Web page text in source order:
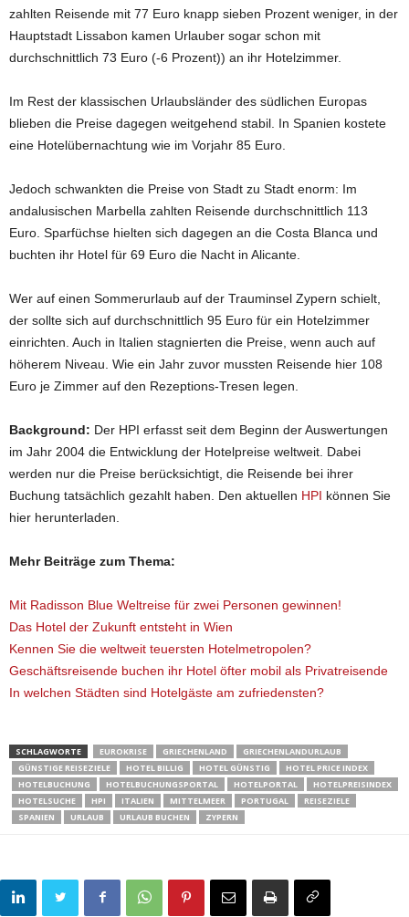
zahlten Reisende mit 77 Euro knapp sieben Prozent weniger, in der
Hauptstadt Lissabon kamen Urlauber sogar schon mit
durchschnittlich 73 Euro (-6 Prozent)) an ihr Hotelzimmer.
Im Rest der klassischen Urlaubsländer des südlichen Europas
blieben die Preise dagegen weitgehend stabil. In Spanien kostete
eine Hotelübernachtung wie im Vorjahr 85 Euro.
Jedoch schwankten die Preise von Stadt zu Stadt enorm: Im
andalusischen Marbella zahlten Reisende durchschnittlich 113
Euro. Sparfüchse hielten sich dagegen an die Costa Blanca und
buchten ihr Hotel für 69 Euro die Nacht in Alicante.
Wer auf einen Sommerurlaub auf der Trauminsel Zypern schielt,
der sollte sich auf durchschnittlich 95 Euro für ein Hotelzimmer
einrichten. Auch in Italien stagnierten die Preise, wenn auch auf
höherem Niveau. Wie ein Jahr zuvor mussten Reisende hier 108
Euro je Zimmer auf den Rezeptions-Tresen legen.
Background: Der HPI erfasst seit dem Beginn der Auswertungen
im Jahr 2004 die Entwicklung der Hotelpreise weltweit. Dabei
werden nur die Preise berücksichtigt, die Reisende bei ihrer
Buchung tatsächlich gezahlt haben. Den aktuellen HPI können Sie
hier herunterladen.
Mehr Beiträge zum Thema:
Mit Radisson Blue Weltreise für zwei Personen gewinnen!
Das Hotel der Zukunft entsteht in Wien
Kennen Sie die weltweit teuersten Hotelmetropolen?
Geschäftsreisende buchen ihr Hotel öfter mobil als Privatreisende
In welchen Städten sind Hotelgäste am zufriedensten?
SCHLAGWORTE EUROKRISE GRIECHENLAND
GRIECHENLANDURLAUB
GÜNSTIGE REISEZIELE
HOTEL BILLIG HOTEL GÜNSTIG
HOTEL PRICE INDEX
HOTELBUCHUNG
HOTELBUCHUNGSPORTAL HOTELPORTAL
HOTELPREISINDEX
HOTELSUCHE
HPI ITALIEN MITTELMEER PORTUGAL
REISEZIELE
SPANIEN
URLAUB URLAUB BUCHEN ZYPERN